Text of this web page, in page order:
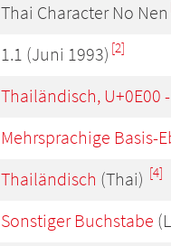
Thai Character No Nen
1.1 (Juni 1993) [2]
Thailändisch, U+0E00
Mehrsprachige Basis-
Thailändisch (Thai) [4]
Sonstiger Buchstabe